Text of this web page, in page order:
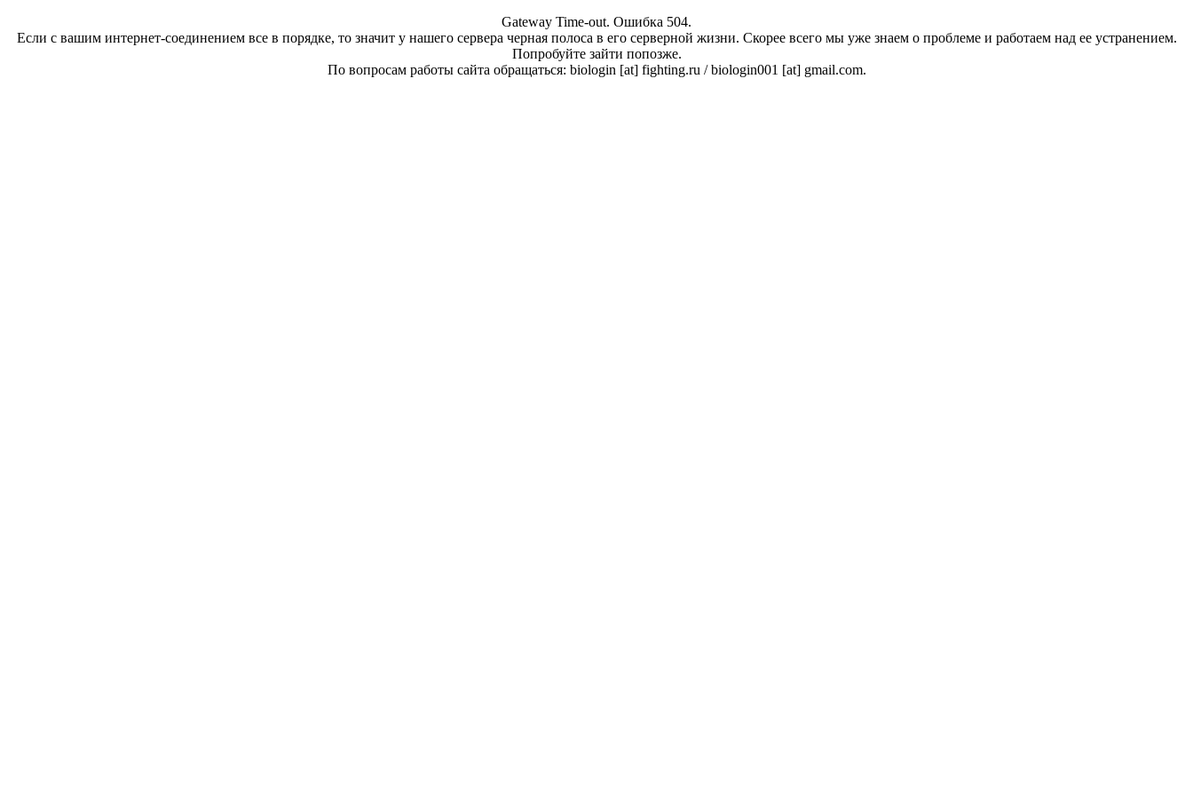
Gateway Time-out. Ошибка 504.
Если с вашим интернет-соединением все в порядке, то значит у нашего сервера черная полоса в его серверной жизни. Скорее всего мы уже знаем о проблеме и работаем над ее устранением.
Попробуйте зайти попозже.
По вопросам работы сайта обращаться: biologin [at] fighting.ru / biologin001 [at] gmail.com.